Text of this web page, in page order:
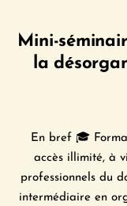
Mini-
la
En bref 🎓
accès illimité, à
professionnels du
intermédiaire en